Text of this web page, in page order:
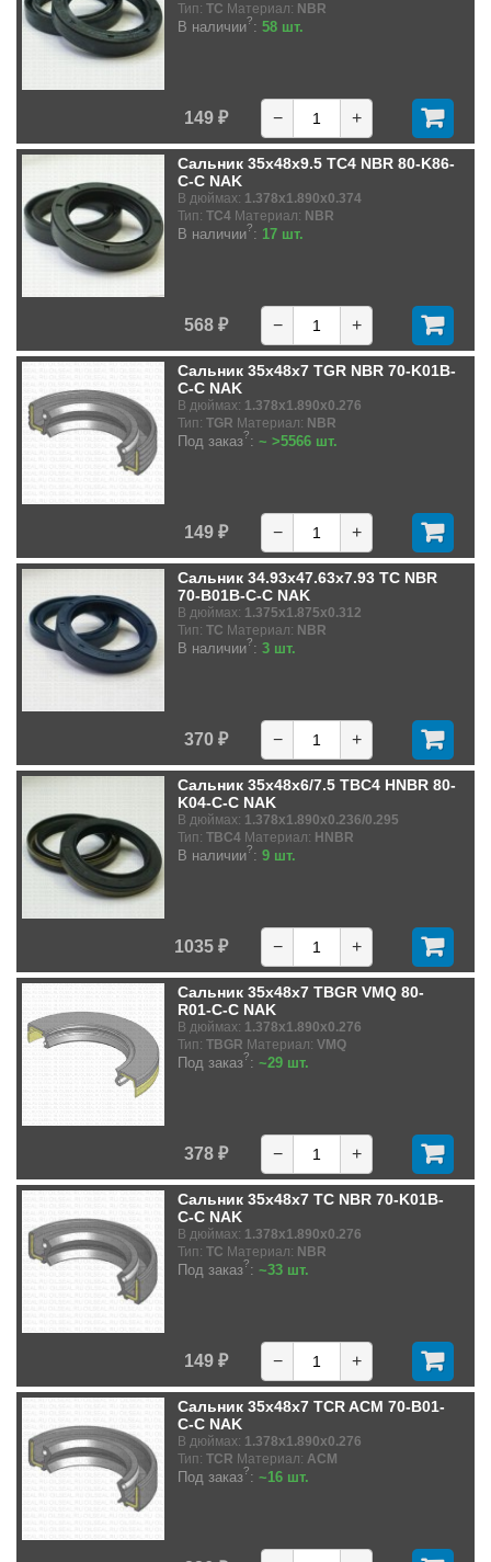
Тип: TC Материал: NBR
В наличии?: 58 шт.
149 ₽ − +
Сальник 35x48x9.5 TC4 NBR 80-K86-
C-C NAK
В дюймах: 1.378x1.890x0.374
Тип: TC4 Материал: NBR
В наличии?: 17 шт.
568 ₽ − +
Сальник 35x48x7 TGR NBR 70-K01B-
C-C NAK
В дюймах: 1.378x1.890x0.276
Тип: TGR Материал: NBR
Под заказ?: ~ >5566 шт.
149 ₽ − +
Сальник 34.93x47.63x7.93 TC NBR
70-B01B-C-C NAK
В дюймах: 1.375x1.875x0.312
Тип: TC Материал: NBR
В наличии?: 3 шт.
370 ₽ − +
Сальник 35x48x6/7.5 TBC4 HNBR 80-
K04-C-C NAK
В дюймах: 1.378x1.890x0.236/0.295
Тип: TBC4 Материал: HNBR
В наличии?: 9 шт.
1035 ₽ − +
Сальник 35x48x7 TBGR VMQ 80-
R01-C-C NAK
В дюймах: 1.378x1.890x0.276
Тип: TBGR Материал: VMQ
Под заказ?: ~29 шт.
378 ₽ − +
Сальник 35x48x7 TC NBR 70-K01B-
C-C NAK
В дюймах: 1.378x1.890x0.276
Тип: TC Материал: NBR
Под заказ?: ~33 шт.
149 ₽ − +
Сальник 35x48x7 TCR ACM 70-B01-
C-C NAK
В дюймах: 1.378x1.890x0.276
Тип: TCR Материал: ACM
Под заказ?: ~16 шт.